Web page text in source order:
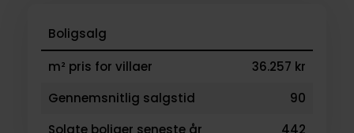
familietyper der bor her, og hvad boligpriserne
ligger på.
Boligsalg
m² pris for villaer
36.257 kr
Gennemsnitlig salgstid
90
Solgte boliger seneste år
442